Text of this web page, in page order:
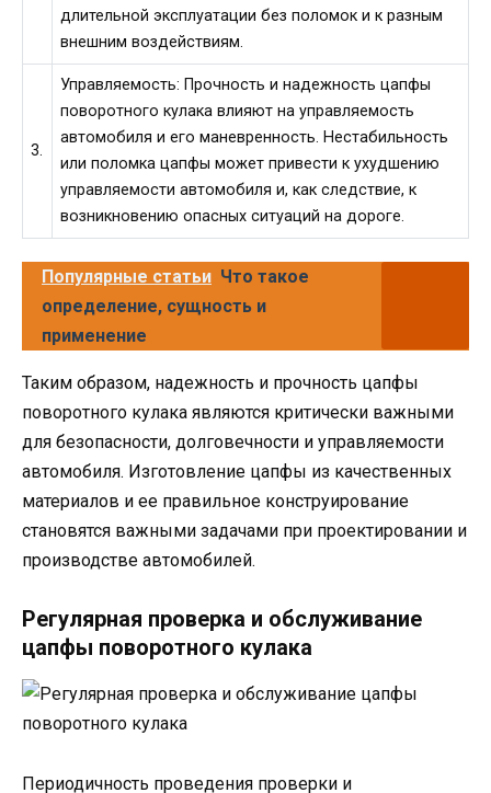
длительной эксплуатации без поломок и к разным
внешним воздействиям.
3.
Управляемость: Прочность и надежность цапфы
поворотного кулака влияют на управляемость
автомобиля и его маневренность. Нестабильность
или поломка цапфы может привести к ухудшению
управляемости автомобиля и, как следствие, к
возникновению опасных ситуаций на дороге.
Популярные статьи Что такое
определение, сущность и
применение
Таким образом, надежность и прочность цапфы
поворотного кулака являются критически важными
для безопасности, долговечности и управляемости
автомобиля. Изготовление цапфы из качественных
материалов и ее правильное конструирование
становятся важными задачами при проектировании и
производстве автомобилей.
Регулярная проверка и обслуживание
цапфы поворотного кулака
Периодичность проведения проверки и